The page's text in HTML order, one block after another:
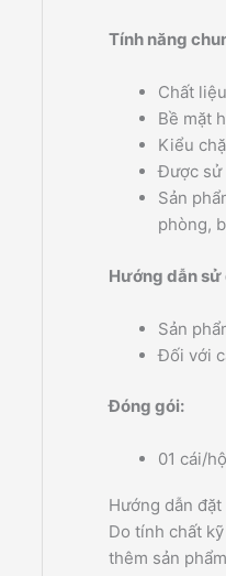
Tính năng
Chất
Bề mặt
Kiểu
Được sử
Sản
phòng,
Hướng dẫn sử
Sản
Đối với
Đóng gói:
01 cái/
Hướng dẫn đặt
Do tính chất
thêm sản